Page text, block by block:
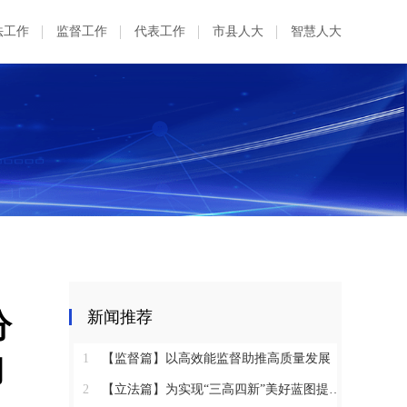
工作 监督工作 代表工作 市县人大 智慧人大
新闻推荐
1 【监督篇】以高效能监督助推高质量发展
2 【立法篇】为实现“三高四新”美好蓝图提供坚实法治保障